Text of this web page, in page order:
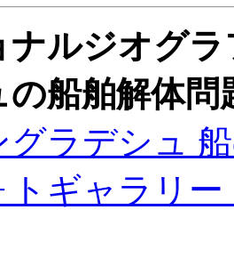
ナルジオグ
の船舶解体問
グラデシュ
トギャラリ